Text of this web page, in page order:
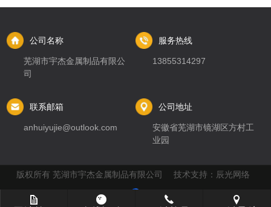
公司名称
芜湖市宇杰金属制品有限公
司
服务热线
13855314297
联系邮箱
anhuiyujie@outlook.com
公司地址
安徽省芜湖市镜湖区方村工
业园
版权所有 芜湖市宇杰金属制品有限公司 技术支持： 辰光网络